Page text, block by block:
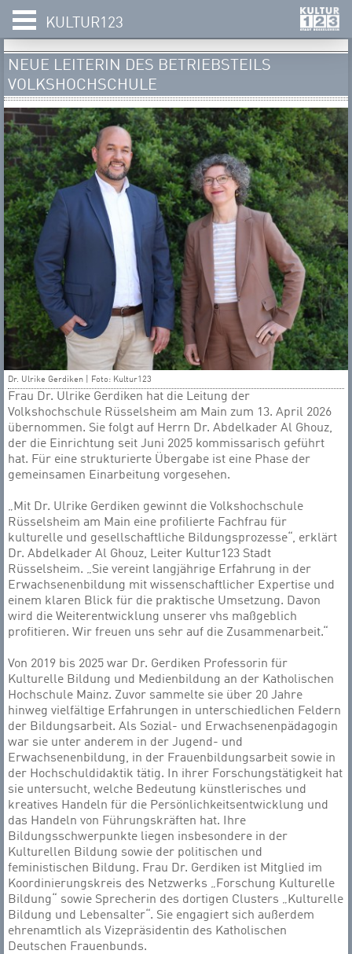
KULTUR123
NEUE LEITERIN DES BETRIEBSTEILS
VOLKSHOCHSCHULE
Dr. Ulrike Gerdiken | Foto: Kultur123
Frau Dr. Ulrike Gerdiken hat die Leitung der
Volkshochschule Rüsselsheim am Main zum 13. April 2026
übernommen. Sie folgt auf Herrn Dr. Abdelkader Al Ghouz,
der die Einrichtung seit Juni 2025 kommissarisch geführt
hat. Für eine strukturierte Übergabe ist eine Phase der
gemeinsamen Einarbeitung vorgesehen.
„Mit Dr. Ulrike Gerdiken gewinnt die Volkshochschule
Rüsselsheim am Main eine profilierte Fachfrau für
kulturelle und gesellschaftliche Bildungsprozesse“, erklärt
Dr. Abdelkader Al Ghouz, Leiter Kultur123 Stadt
Rüsselsheim. „Sie vereint langjährige Erfahrung in der
Erwachsenenbildung mit wissenschaftlicher Expertise und
einem klaren Blick für die praktische Umsetzung. Davon
wird die Weiterentwicklung unserer vhs maßgeblich
profitieren. Wir freuen uns sehr auf die Zusammenarbeit.“
Von 2019 bis 2025 war Dr. Gerdiken Professorin für
Kulturelle Bildung und Medienbildung an der Katholischen
Hochschule Mainz. Zuvor sammelte sie über 20 Jahre
hinweg vielfältige Erfahrungen in unterschiedlichen Feldern
der Bildungsarbeit. Als Sozial- und Erwachsenenpädagogin
war sie unter anderem in der Jugend- und
Erwachsenenbildung, in der Frauenbildungsarbeit sowie in
der Hochschuldidaktik tätig. In ihrer Forschungstätigkeit hat
sie untersucht, welche Bedeutung künstlerisches und
kreatives Handeln für die Persönlichkeitsentwicklung und
das Handeln von Führungskräften hat. Ihre
Bildungsschwerpunkte liegen insbesondere in der
Kulturellen Bildung sowie der politischen und
feministischen Bildung. Frau Dr. Gerdiken ist Mitglied im
Koordinierungskreis des Netzwerks „Forschung Kulturelle
Bildung“ sowie Sprecherin des dortigen Clusters „Kulturelle
Bildung und Lebensalter“. Sie engagiert sich außerdem
ehrenamtlich als Vizepräsidentin des Katholischen
Deutschen Frauenbunds.